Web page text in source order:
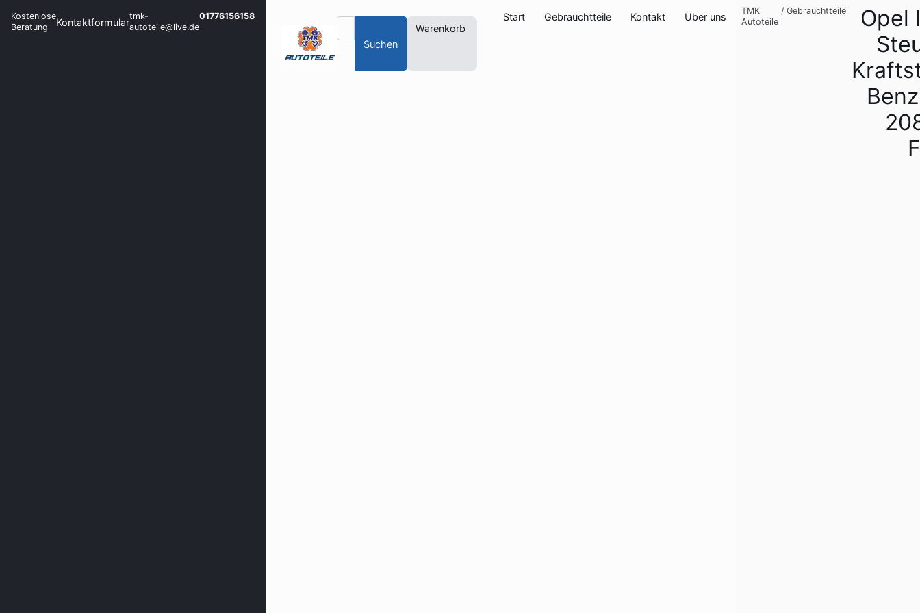
Kostenlose
Beratung
Kontaktformulartmk-
autoteile@live.de
01776156158
Suchen
Warenkorb
Start Gebrauchtteile Kontakt Über uns
TMK
Autoteile
/ Gebrauchtteile
Opel